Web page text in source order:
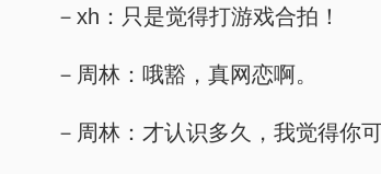
－xh：只是觉得打游戏合拍！
－周林：哦豁，真网恋啊。
－周林：才认识多久，我觉得你